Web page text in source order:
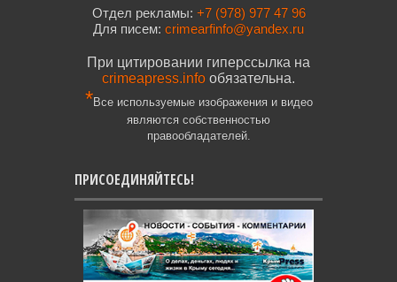
Отдел рекламы: +7 (978) 977 47 96
Для писем: crimearfinfo@yandex.ru
При цитировании гиперссылка на
crimeapress.info обязательна.
*Все используемые изображения и видео
являются собственностью
правообладателей.
ПРИСОЕДИНЯЙТЕСЬ!